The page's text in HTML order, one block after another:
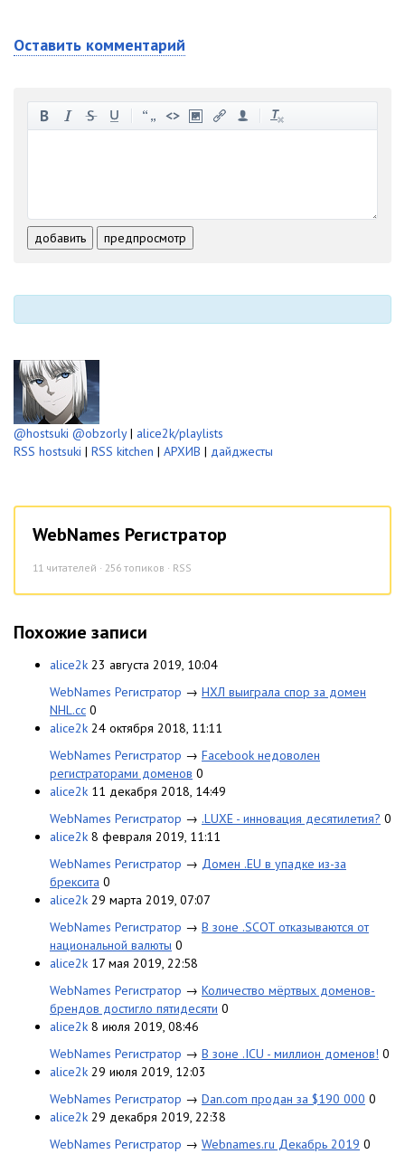
Оставить комментарий
-
-
-
добавить предпросмотр
@hostsuki @obzorly| alice2k/playlists
RSS hostsuki | RSS kitchen | АРХИВ | дайджесты
WebNames Регистратор
11 читателей · 256 топиков · RSS
Похожие записи
alice2k 23 августа 2019, 10:04
WebNames Регистратор → НХЛ выиграла спор за домен
NHL.cc 0
alice2k 24 октября 2018, 11:11
WebNames Регистратор → Facebook недоволен
регистраторами доменов 0
alice2k 11 декабря 2018, 14:49
WebNames Регистратор → .LUXE - инновация десятилетия? 0
alice2k 8 февраля 2019, 11:11
WebNames Регистратор → Домен .EU в упадке из-за
брексита 0
alice2k 29 марта 2019, 07:07
WebNames Регистратор → В зоне .SCOT отказываются от
национальной валюты 0
alice2k 17 мая 2019, 22:58
WebNames Регистратор → Количество мёртвых доменов-
брендов достигло пятидесяти 0
alice2k 8 июля 2019, 08:46
WebNames Регистратор → В зоне .ICU - миллион доменов! 0
alice2k 29 июля 2019, 12:03
WebNames Регистратор → Dan.com продан за $190 000 0
alice2k 29 декабря 2019, 22:38
WebNames Регистратор → Webnames.ru Декабрь 2019 0